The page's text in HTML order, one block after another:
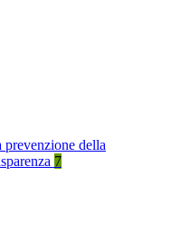
prevenzione della
7